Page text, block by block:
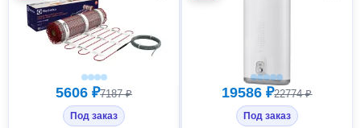
5606 ₽7187 ₽
Под заказ
19586 ₽22774 ₽
Под заказ